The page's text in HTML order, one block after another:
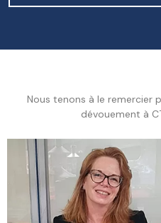
Nous tenons à le remercier
dévouement à